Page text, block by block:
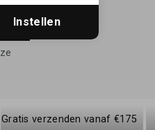
Gratis verzenden vanaf €175
Instellen